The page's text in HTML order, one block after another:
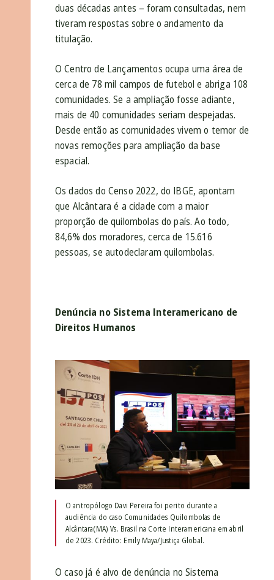
duas décadas antes – foram consultadas, nem
tiveram respostas sobre o andamento da
titulação.
O Centro de Lançamentos ocupa uma área de
cerca de 78 mil campos de futebol e abriga 108
comunidades. Se a ampliação fosse adiante,
mais de 40 comunidades seriam despejadas.
Desde então as comunidades vivem o temor de
novas remoções para ampliação da base
espacial.
Os dados do Censo 2022, do IBGE, apontam
que Alcântara é a cidade com a maior
proporção de quilombolas do país. Ao todo,
84,6% dos moradores, cerca de 15.616
pessoas, se autodeclaram quilombolas.
Denúncia no Sistema Interamericano de
Direitos Humanos
O antropólogo Davi Pereira foi perito durante a
audiência do caso Comunidades Quilombolas de
Alcântara(MA) Vs. Brasil na Corte Interamericana em abril
de 2023. Crédito: Emily Maya/Justiça Global.
O caso já é alvo de denúncia no Sistema